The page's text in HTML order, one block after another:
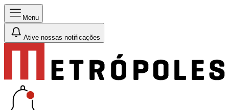
Menu
Ative nossas notificações